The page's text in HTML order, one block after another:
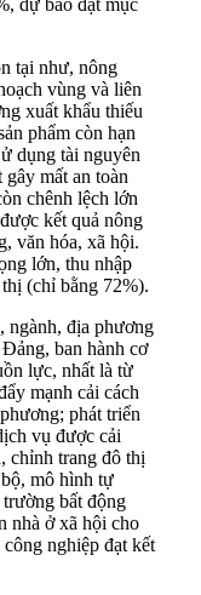
tại như, nông
vùng và liên
xuất khẩu thiếu
phẩm còn hạn
dụng tài nguyên
mất an toàn
chênh lệch lớn
kết quả nông
văn hóa, xã hội.
lớn, thu nhập
(chỉ bằng 72%).
ngành, địa phương
ban hành cơ
lực, nhất là từ
mạnh cải cách
phát triển
vụ được cải
chỉnh trang đô thị
mô hình tự
bất động
nhà ở xã hội cho
nghiệp đạt kết